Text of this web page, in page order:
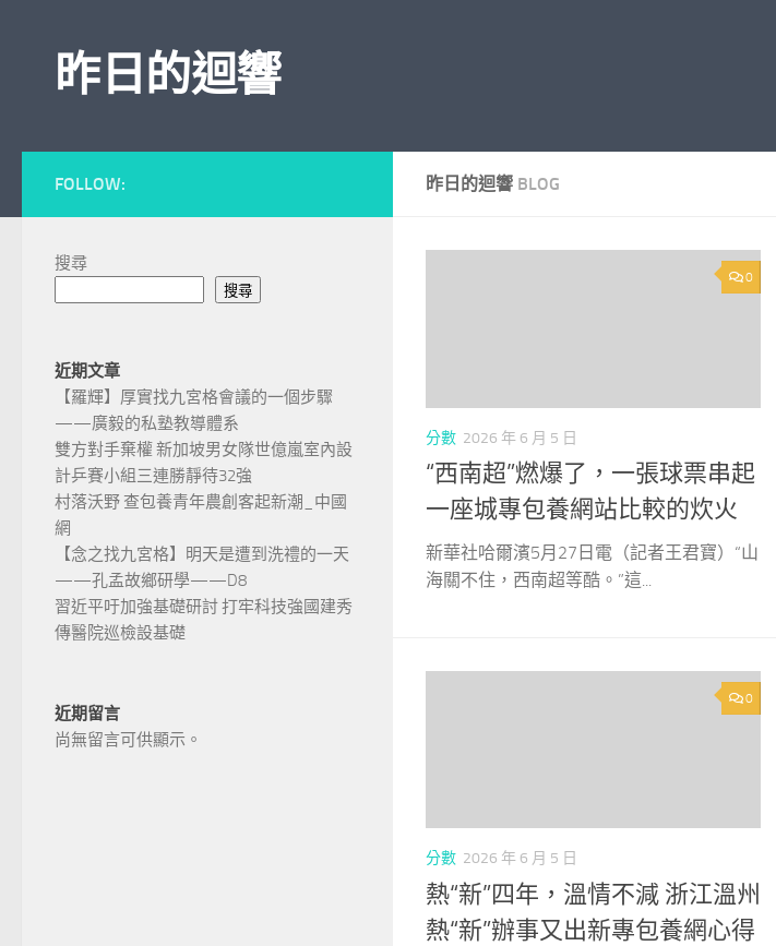
昨日的迴響
昨日的迴響 BLOG
0
分數 2026 年 6 月 5 日
“西南超”燃爆了，一張球票串起
一座城專包養網站比較的炊火
新華社哈爾濱5月27日電（記者王君寶）“山
海關不住，西南超等酷。”這...
0
分數 2026 年 6 月 5 日
熱“新”四年，溫情不減 浙江溫州
熱“新”辦事又出新專包養網心得
FOLLOW:
搜尋
搜尋
近期文章
【羅輝】厚實找九宮格會議的一個步驟
——廣毅的私塾教導體系
雙方對手棄權 新加坡男女隊世億嵐室內設
計乒賽小組三連勝靜待32強
村落沃野 查包養青年農創客起新潮_中國
網
【念之找九宮格】明天是遭到洗禮的一天
——孔孟故鄉研學——D8
習近平吁加強基礎研討 打牢科技強國建秀
傳醫院巡檢設基礎
近期留言
尚無留言可供顯示。